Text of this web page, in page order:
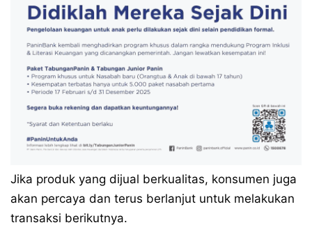
Jika produk yang dijual berkualitas, konsumen juga
akan percaya dan terus berlanjut untuk melakukan
transaksi berikutnya.